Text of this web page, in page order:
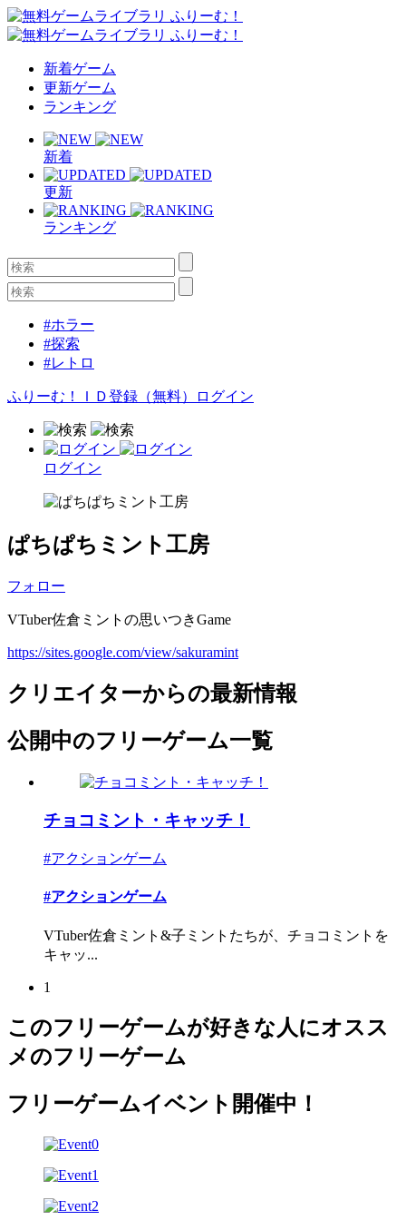
新着ゲーム
更新ゲーム
ランキング
新着
更新
ランキング
#ホラー
#探索
#レトロ
ふりーむ！ＩＤ登録（無料） ログイン
ログイン
ぱちぱちミント工房
フォロー
VTuber佐倉ミントの思いつきGame
https://sites.google.com/view/sakuramint
クリエイターからの最新情報
公開中のフリーゲーム一覧
チョコミント・キャッチ！
#アクションゲーム
#アクションゲーム
VTuber佐倉ミント&子ミントたちが、チョコミントを
キャッ...
1
このフリーゲームが好きな人にオスス
メのフリーゲーム
フリーゲームイベント開催中！